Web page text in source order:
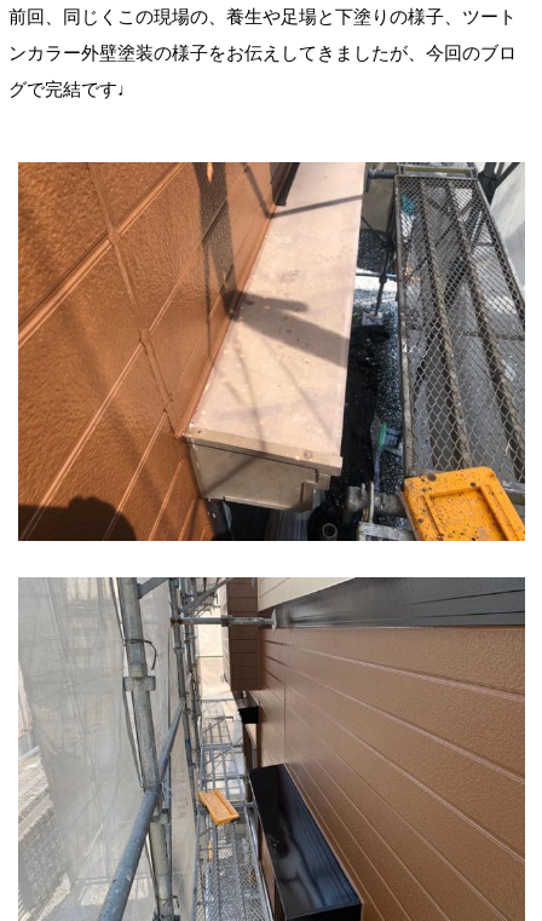
前回、同じくこの現場の、養生や足場と下塗りの様子、ツート
ンカラー外壁塗装の様子をお伝えしてきましたが、今回のブロ
グで完結です♩